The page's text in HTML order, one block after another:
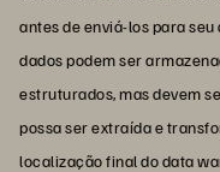
antes de enviá-los para
dados podem ser
estruturados, mas devem
possa ser extraída e
localização final do data